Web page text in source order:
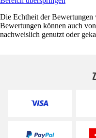
Die Echtheit der
Bewertungen können auch
nachweislich genutzt oder